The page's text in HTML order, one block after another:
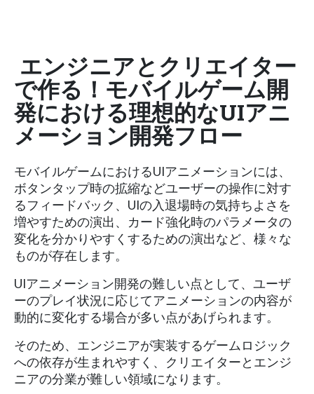
エンジニアとクリエイター
で作る！モバイルゲーム開
発における理想的なUIアニ
メーション開発フロー
モバイルゲームにおけるUIアニメーションには、
ボタンタップ時の拡縮などユーザーの操作に対す
るフィードバック、UIの入退場時の気持ちよさを
増やすための演出、カード強化時のパラメータの
変化を分かりやすくするための演出など、様々な
ものが存在します。
UIアニメーション開発の難しい点として、ユーザ
ーのプレイ状況に応じてアニメーションの内容が
動的に変化する場合が多い点があげられます。
そのため、エンジニアが実装するゲームロジック
への依存が生まれやすく、クリエイターとエンジ
ニアの分業が難しい領域になります。